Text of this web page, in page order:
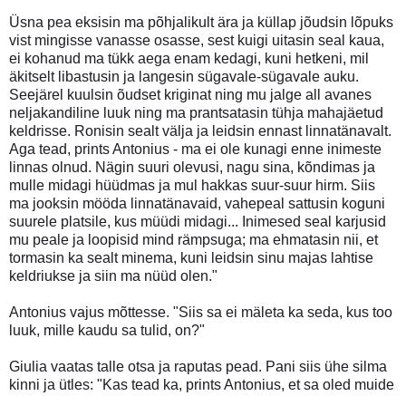
Üsna pea eksisin ma põhjalikult ära ja küllap jõudsin lõpuks
vist mingisse vanasse osasse, sest kuigi uitasin seal kaua,
ei kohanud ma tükk aega enam kedagi, kuni hetkeni, mil
äkitselt libastusin ja langesin sügavale-sügavale auku.
Seejärel kuulsin õudset kriginat ning mu jalge all avanes
neljakandiline luuk ning ma prantsatasin tühja mahajäetud
keldrisse. Ronisin sealt välja ja leidsin ennast linnatänavalt.
Aga tead, prints Antonius - ma ei ole kunagi enne inimeste
linnas olnud. Nägin suuri olevusi, nagu sina, kõndimas ja
mulle midagi hüüdmas ja mul hakkas suur-suur hirm. Siis
ma jooksin mööda linnatänavaid, vahepeal sattusin koguni
suurele platsile, kus müüdi midagi... Inimesed seal karjusid
mu peale ja loopisid mind rämpsuga; ma ehmatasin nii, et
tormasin ka sealt minema, kuni leidsin sinu majas lahtise
keldriukse ja siin ma nüüd olen."
Antonius vajus mõttesse. "Siis sa ei mäleta ka seda, kus too
luuk, mille kaudu sa tulid, on?"
Giulia vaatas talle otsa ja raputas pead. Pani siis ühe silma
kinni ja ütles: "Kas tead ka, prints Antonius, et sa oled muide